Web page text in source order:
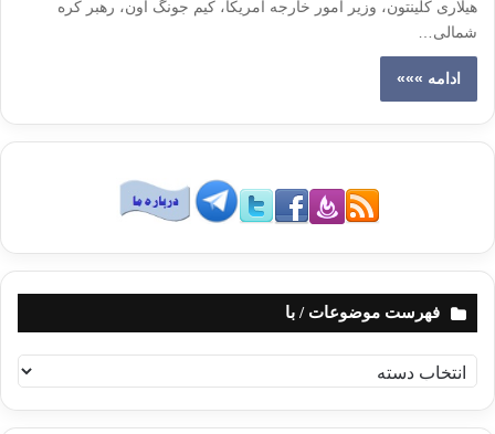
هیلاری کلینتون، وزیر امور خارجه آمریکا، کیم جونگ اون، رهبر کره
شمالی…
ادامه »»»
فهرست موضوعات / با
ه
ر